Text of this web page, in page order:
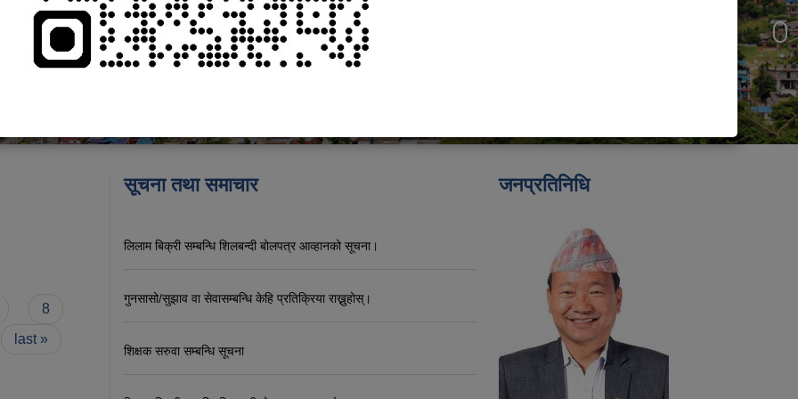
8
last »
सूचना तथा समाचार
लिलाम बिक्री सम्बन्धि शिलबन्दी बोलपत्र आव्हानको सूचना।
गुनसासो/सुझाव वा सेवासम्बन्धि केहि प्रतिक्रिया राख्नुहोस्।
शिक्षक सरुवा सम्बन्धि सूचना
जनप्रतिनिधि